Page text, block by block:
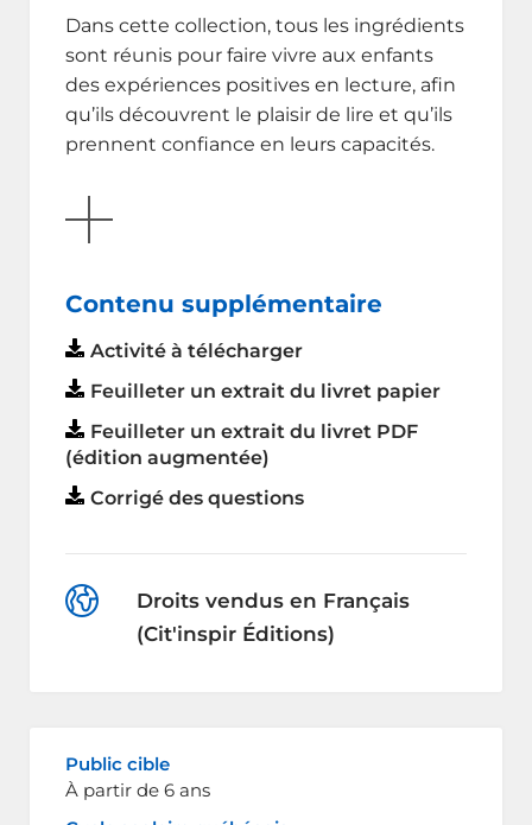
Dans cette collection, tous les ingrédients
sont réunis pour faire vivre aux enfants
des expériences positives en lecture, afin
qu’ils découvrent le plaisir de lire et qu’ils
prennent confiance en leurs capacités.
Contenu supplémentaire
Activité à télécharger
Feuilleter un extrait du livret papier
Feuilleter un extrait du livret PDF
(édition augmentée)
Corrigé des questions
Droits vendus en Français
(Cit'inspir Éditions)
Public cible
À partir de 6 ans